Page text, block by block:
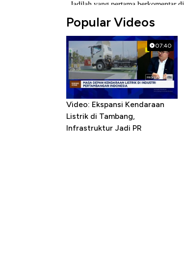
Popular Videos
07:40
Video: Ekspansi Kendaraan
Listrik di Tambang,
Infrastruktur Jadi PR